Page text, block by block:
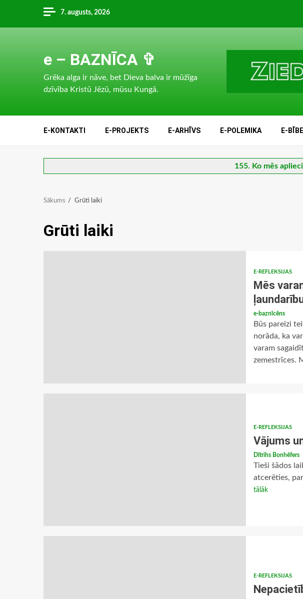
content
7. augusts, 2026
e – BAZNĪCA ✞
Grēka alga ir nāve, bet Dieva balva ir mūžīga
dzīvība Kristū Jēzū, mūsu Kungā.
E-KONTAKTI E-PROJEKTS E-ARHĪVS E-POLEMIKA E-
155. Ko mēs
Sākums Grūti laiki
Grūti laiki
E-REFLEKSIJAS
Mēs
e-baznīcēns
Būs pareizi
norāda, ka
varam
zemestrīces.
E-REFLEKSIJAS
Vājums
Dītrihs Bonhēfers
Tieši šādos
atcerēties,
tālāk
E-REFLEKSIJAS